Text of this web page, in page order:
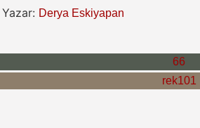
Yazar: Derya Eskiyapan